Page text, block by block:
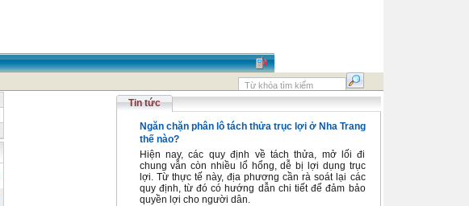
Tin tức
Ngăn chặn phân lô tách thửa trục lợi ở Nha Trang
thế nào?
Hiện nay, các quy định về tách thửa, mở lối đi
chung vẫn còn nhiều lổ hổng, dễ bị lợi dụng trục
lợi. Từ thực tế này, địa phương cần rà soát lại các
quy định, từ đó có hướng dẫn chi tiết để đảm bảo
quyền lợi cho người dân.